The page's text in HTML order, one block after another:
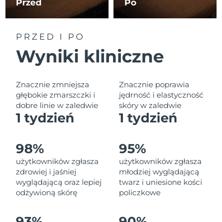
Przed Po
PRZED I PO
Wyniki kliniczne
Znacznie zmniejsza
głębokie zmarszczki i
dobre linie w zaledwie
1 tydzień
Znacznie poprawia
jędrność i elastyczność
skóry w zaledwie
1 tydzień
98%
użytkowników zgłasza
zdrowiej i jaśniej
wyglądającą oraz lepiej
odżywioną skórę
95%
użytkowników zgłasza
młodziej wyglądającą
twarz i uniesione kości
policzkowe
Liban
Oczekiwany czas dostawy
8/11/26
Litwa
Luksemburg
Oczekiwany czas dostawy
SRA Makau (Chiny)
Oczekiwany czas dostawy
Malezja
Oczekiwany czas dostawy
Malta
Oczekiwany czas dostawy
8/10/26
Meksyk
Oczekiwany czas dostawy
Monako